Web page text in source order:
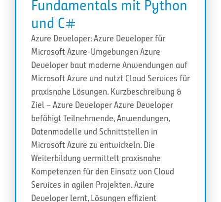
Fundamentals mit Python
und C#
Azure Developer: Azure Developer für
Microsoft Azure-Umgebungen Azure
Developer baut moderne Anwendungen auf
Microsoft Azure und nutzt Cloud Services für
praxisnahe Lösungen. Kurzbeschreibung &
Ziel – Azure Developer Azure Developer
befähigt Teilnehmende, Anwendungen,
Datenmodelle und Schnittstellen in
Microsoft Azure zu entwickeln. Die
Weiterbildung vermittelt praxisnahe
Kompetenzen für den Einsatz von Cloud
Services in agilen Projekten. Azure
Developer lernt, Lösungen effizient